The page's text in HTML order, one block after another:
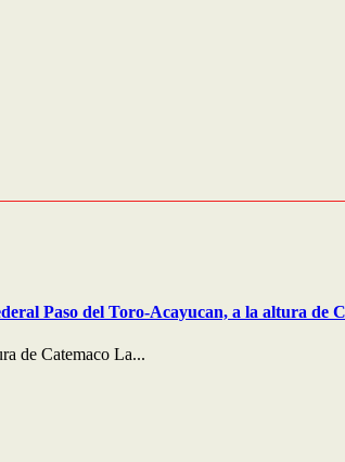
Paso del Toro-Acayucan, a la altura de
de Catemaco La...